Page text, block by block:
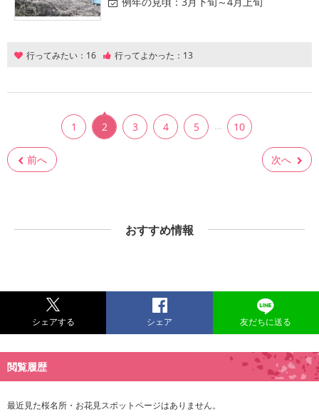
行ってみたい： 16 行ってよかった： 13
前へ
1 2 3 4 5 … 10
次へ
おすすめ情報
シェアする シェア 友だちに送る
閲覧履歴
最近見た桜名所・お花見スポットページはありません。